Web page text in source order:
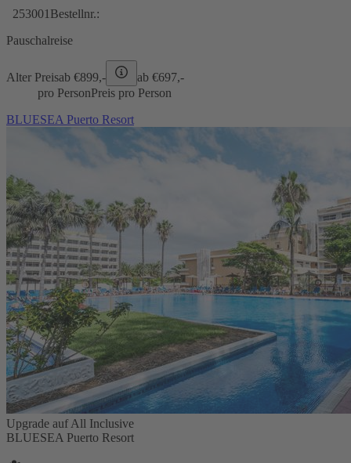
253001 Bestellnr.:
Pauschalreise
Alter Preisab €899,- ab €697,-
pro PersonPreis pro Person
BLUESEA Puerto Resort
Upgrade auf All Inclusive
BLUESEA Puerto Resort